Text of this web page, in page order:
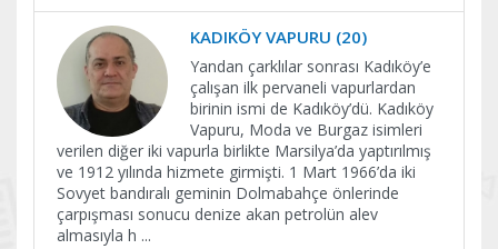
KADIKÖY VAPURU (20)
Yandan çarklılar sonrası Kadıköy’e
çalışan ilk pervaneli vapurlardan
birinin ismi de Kadıköy’dü. Kadıköy
Vapuru, Moda ve Burgaz isimleri
verilen diğer iki vapurla birlikte Marsilya’da yaptırılmış
ve 1912 yılında hizmete girmişti. 1 Mart 1966’da iki
Sovyet bandıralı geminin Dolmabahçe önlerinde
çarpışması sonucu denize akan petrolün alev
almasıyla h ...